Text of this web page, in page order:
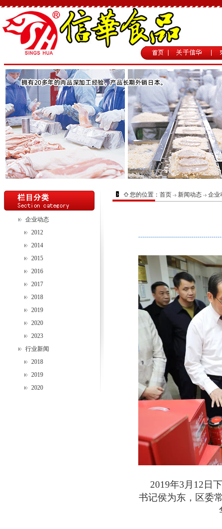
企业动态
2012
2014
2015
2016
2017
2018
2019
2020
2023
行业新闻
2018
2019
2020
您的位置： 首页 新闻动态 企业
2019年3月12日
书记侯为东，区委